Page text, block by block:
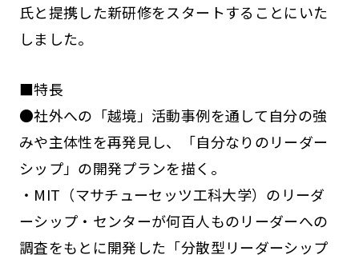
氏と提携した新研修をスタートすることにいた
しました。
■特長
●社外への「越境」活動事例を通して自分の強
みや主体性を再発見し、「自分なりのリーダー
シップ」の開発プランを描く。
・MIT（マサチューセッツ工科大学）のリーダ
ーシップ・センターが何百人ものリーダーへの
調査をもとに開発した「分散型リーダーシップ